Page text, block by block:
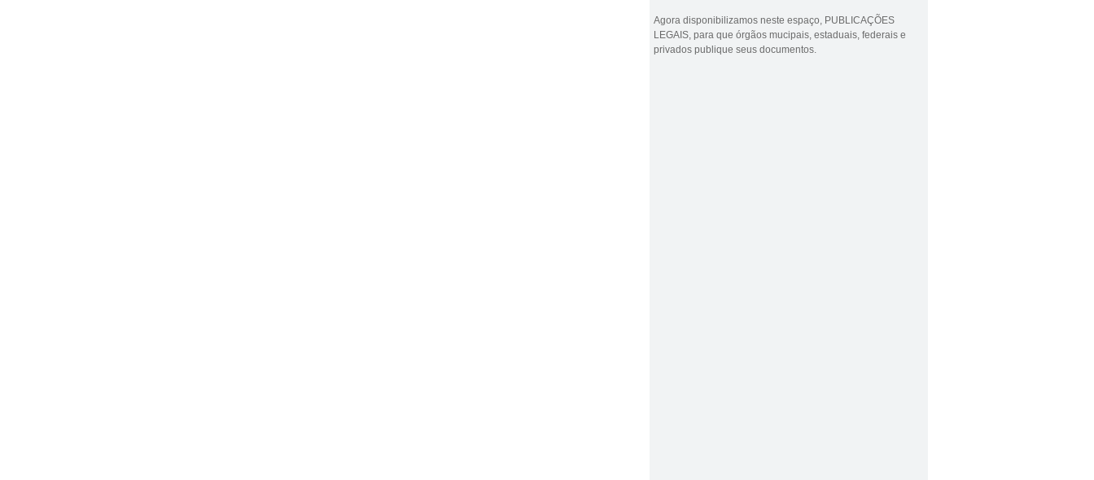
Agora disponibilizamos neste espaço, PUBLICAÇÕES
LEGAIS, para que órgãos mucipais, estaduais, federais e
privados publique seus documentos.